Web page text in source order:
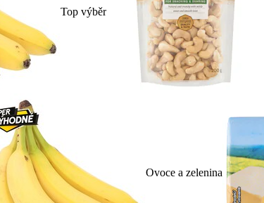
Top výběr
Ovoce a zelenina